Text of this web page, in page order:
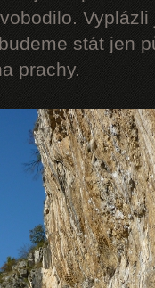
stát jen
prachy.